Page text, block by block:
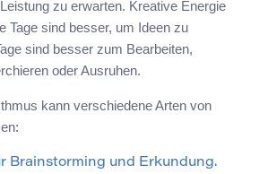
zu erwarten. Kreative Energie
Tage sind besser, um Ideen zu
sind besser zum Bearbeiten,
oder Ausruhen.
kann verschiedene Arten von
Brainstorming und Erkundung.